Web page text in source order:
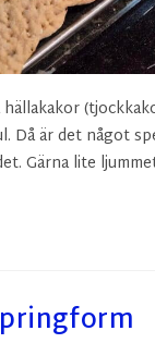
Då är det något
Gärna lite